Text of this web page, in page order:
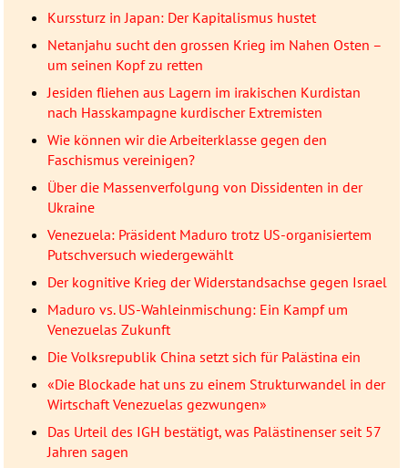
Kurssturz in Japan: Der Kapitalismus hustet
Netanjahu sucht den grossen Krieg im Nahen Osten –
um seinen Kopf zu retten
Jesiden fliehen aus Lagern im irakischen Kurdistan
nach Hasskampagne kurdischer Extremisten
Wie können wir die Arbeiterklasse gegen den
Faschismus vereinigen?
Über die Massenverfolgung von Dissidenten in der
Ukraine
Venezuela: Präsident Maduro trotz US-organisiertem
Putschversuch wiedergewählt
Der kognitive Krieg der Widerstandsachse gegen Israel
Maduro vs. US-Wahleinmischung: Ein Kampf um
Venezuelas Zukunft
Die Volksrepublik China setzt sich für Palästina ein
«Die Blockade hat uns zu einem Strukturwandel in der
Wirtschaft Venezuelas gezwungen»
Das Urteil des IGH bestätigt, was Palästinenser seit 57
Jahren sagen